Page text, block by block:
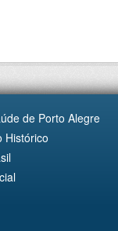
de Porto Alegre
Histórico